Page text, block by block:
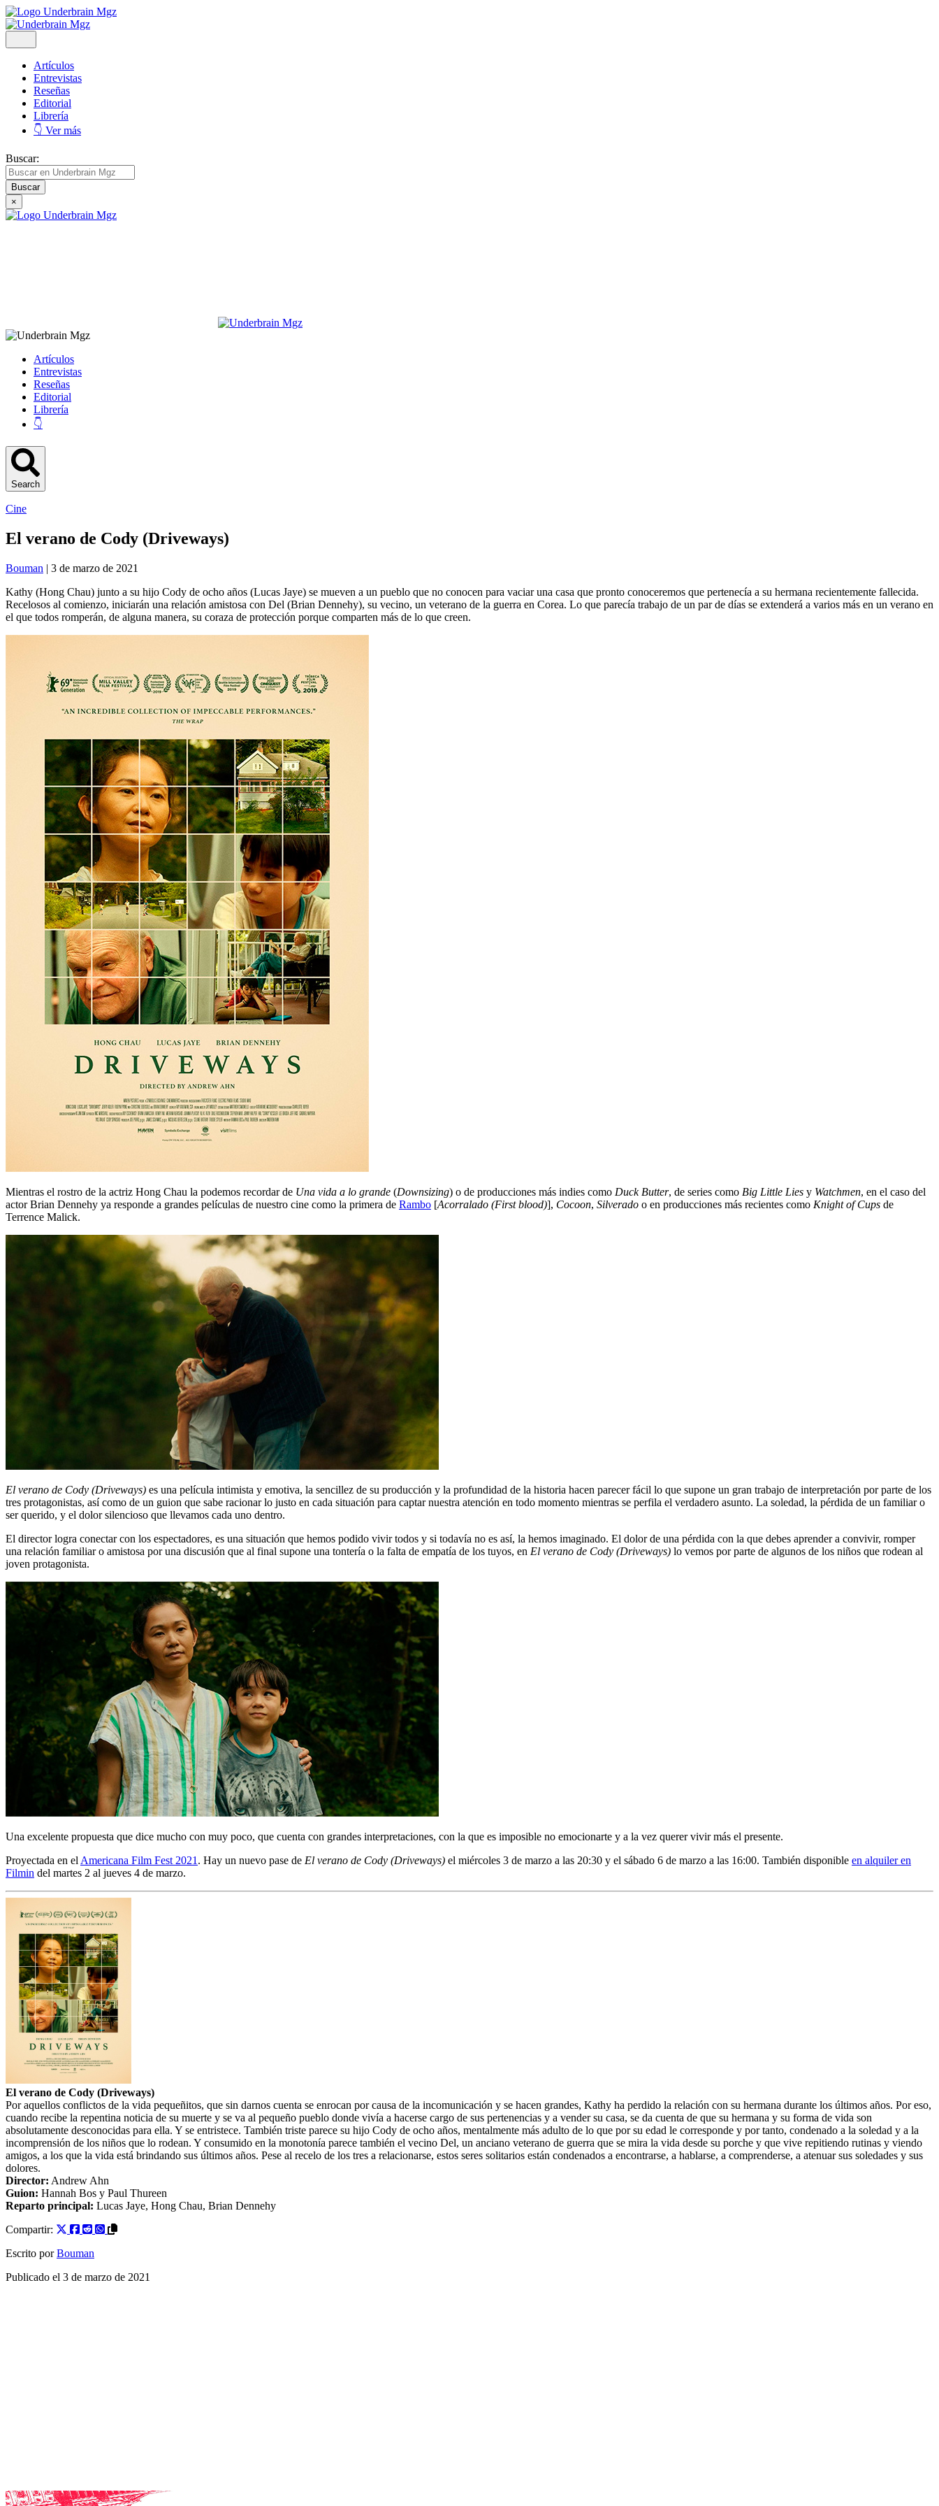
Artículos
Entrevistas
Reseñas
Editorial
Librería
👇 Ver más
Buscar:
×
Artículos
Entrevistas
Reseñas
Editorial
Librería
👇
Search
Cine
El verano de Cody (Driveways)
Bouman | 3 de marzo de 2021
Kathy (Hong Chau) junto a su hijo Cody de ocho años (Lucas Jaye) se mueven a un pueblo que no conocen para vaciar una casa que pronto conoceremos que pertenecía a su hermana recientemente fallecida.
Recelosos al comienzo, iniciarán una relación amistosa con Del (Brian Dennehy), su vecino, un veterano de la guerra en Corea. Lo que parecía trabajo de un par de días se extenderá a varios más en un verano en
el que todos romperán, de alguna manera, su coraza de protección porque comparten más de lo que creen.
Mientras el rostro de la actriz Hong Chau la podemos recordar de Una vida a lo grande (Downsizing) o de producciones más indies como Duck Butter, de series como Big Little Lies y Watchmen, en el caso del
actor Brian Dennehy ya responde a grandes películas de nuestro cine como la primera de Rambo [Acorralado (First blood)], Cocoon, Silverado o en producciones más recientes como Knight of Cups de
Terrence Malick.
El verano de Cody (Driveways) es una película intimista y emotiva, la sencillez de su producción y la profundidad de la historia hacen parecer fácil lo que supone un gran trabajo de interpretación por parte de los
tres protagonistas, así como de un guion que sabe racionar lo justo en cada situación para captar nuestra atención en todo momento mientras se perfila el verdadero asunto. La soledad, la pérdida de un familiar o
ser querido, y el dolor silencioso que llevamos cada uno dentro.
El director logra conectar con los espectadores, es una situación que hemos podido vivir todos y si todavía no es así, la hemos imaginado. El dolor de una pérdida con la que debes aprender a convivir, romper
una relación familiar o amistosa por una discusión que al final supone una tontería o la falta de empatía de los tuyos, en El verano de Cody (Driveways) lo vemos por parte de algunos de los niños que rodean al
joven protagonista.
Una excelente propuesta que dice mucho con muy poco, que cuenta con grandes interpretaciones, con la que es imposible no emocionarte y a la vez querer vivir más el presente.
Proyectada en el Americana Film Fest 2021 . Hay un nuevo pase de El verano de Cody (Driveways) el miércoles 3 de marzo a las 20:30 y el sábado 6 de marzo a las 16:00. También disponible en alquiler en
Filmin del martes 2 al jueves 4 de marzo.
El verano de Cody (Driveways)
Por aquellos conflictos de la vida pequeñitos, que sin darnos cuenta se enrocan por causa de la incomunicación y se hacen grandes, Kathy ha perdido la relación con su hermana durante los últimos años. Por eso,
cuando recibe la repentina noticia de su muerte y se va al pequeño pueblo donde vivía a hacerse cargo de sus pertenencias y a vender su casa, se da cuenta de que su hermana y su forma de vida son
absolutamente desconocidas para ella. Y se entristece. También triste parece su hijo Cody de ocho años, mentalmente más adulto de lo que por su edad le corresponde y por tanto, condenado a la soledad y a la
incomprensión de los niños que lo rodean. Y consumido en la monotonía parece también el vecino Del, un anciano veterano de guerra que se mira la vida desde su porche y que vive repitiendo rutinas y viendo
amigos, a los que la vida está brindando sus últimos años. Pese al recelo de los tres a relacionarse, estos seres solitarios están condenados a encontrarse, a hablarse, a comprenderse, a atenuar sus soledades y sus
dolores.
Director: Andrew Ahn
Guion: Hannah Bos y Paul Thureen
Reparto principal: Lucas Jaye, Hong Chau, Brian Dennehy
Compartir:
Escrito por Bouman
Publicado el 3 de marzo de 2021